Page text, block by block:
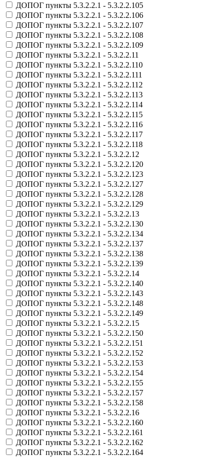
ДОПОГ пункты 5.3.2.2.1 - 5.3.2.2.105
ДОПОГ пункты 5.3.2.2.1 - 5.3.2.2.106
ДОПОГ пункты 5.3.2.2.1 - 5.3.2.2.107
ДОПОГ пункты 5.3.2.2.1 - 5.3.2.2.108
ДОПОГ пункты 5.3.2.2.1 - 5.3.2.2.109
ДОПОГ пункты 5.3.2.2.1 - 5.3.2.2.11
ДОПОГ пункты 5.3.2.2.1 - 5.3.2.2.110
ДОПОГ пункты 5.3.2.2.1 - 5.3.2.2.111
ДОПОГ пункты 5.3.2.2.1 - 5.3.2.2.112
ДОПОГ пункты 5.3.2.2.1 - 5.3.2.2.113
ДОПОГ пункты 5.3.2.2.1 - 5.3.2.2.114
ДОПОГ пункты 5.3.2.2.1 - 5.3.2.2.115
ДОПОГ пункты 5.3.2.2.1 - 5.3.2.2.116
ДОПОГ пункты 5.3.2.2.1 - 5.3.2.2.117
ДОПОГ пункты 5.3.2.2.1 - 5.3.2.2.118
ДОПОГ пункты 5.3.2.2.1 - 5.3.2.2.12
ДОПОГ пункты 5.3.2.2.1 - 5.3.2.2.120
ДОПОГ пункты 5.3.2.2.1 - 5.3.2.2.123
ДОПОГ пункты 5.3.2.2.1 - 5.3.2.2.127
ДОПОГ пункты 5.3.2.2.1 - 5.3.2.2.128
ДОПОГ пункты 5.3.2.2.1 - 5.3.2.2.129
ДОПОГ пункты 5.3.2.2.1 - 5.3.2.2.13
ДОПОГ пункты 5.3.2.2.1 - 5.3.2.2.130
ДОПОГ пункты 5.3.2.2.1 - 5.3.2.2.134
ДОПОГ пункты 5.3.2.2.1 - 5.3.2.2.137
ДОПОГ пункты 5.3.2.2.1 - 5.3.2.2.138
ДОПОГ пункты 5.3.2.2.1 - 5.3.2.2.139
ДОПОГ пункты 5.3.2.2.1 - 5.3.2.2.14
ДОПОГ пункты 5.3.2.2.1 - 5.3.2.2.140
ДОПОГ пункты 5.3.2.2.1 - 5.3.2.2.143
ДОПОГ пункты 5.3.2.2.1 - 5.3.2.2.148
ДОПОГ пункты 5.3.2.2.1 - 5.3.2.2.149
ДОПОГ пункты 5.3.2.2.1 - 5.3.2.2.15
ДОПОГ пункты 5.3.2.2.1 - 5.3.2.2.150
ДОПОГ пункты 5.3.2.2.1 - 5.3.2.2.151
ДОПОГ пункты 5.3.2.2.1 - 5.3.2.2.152
ДОПОГ пункты 5.3.2.2.1 - 5.3.2.2.153
ДОПОГ пункты 5.3.2.2.1 - 5.3.2.2.154
ДОПОГ пункты 5.3.2.2.1 - 5.3.2.2.155
ДОПОГ пункты 5.3.2.2.1 - 5.3.2.2.157
ДОПОГ пункты 5.3.2.2.1 - 5.3.2.2.158
ДОПОГ пункты 5.3.2.2.1 - 5.3.2.2.16
ДОПОГ пункты 5.3.2.2.1 - 5.3.2.2.160
ДОПОГ пункты 5.3.2.2.1 - 5.3.2.2.161
ДОПОГ пункты 5.3.2.2.1 - 5.3.2.2.162
ДОПОГ пункты 5.3.2.2.1 - 5.3.2.2.164